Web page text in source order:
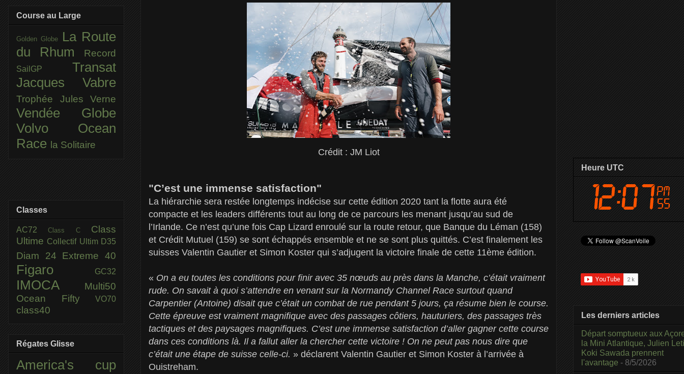
Crédit : JM Liot
"C’est une immense satisfaction"
La hiérarchie sera restée longtemps indécise sur cette édition 2020 tant la flotte aura été
compacte et les leaders différents tout au long de ce parcours les menant jusqu’au sud de
l’Irlande. Ce n’est qu’une fois Cap Lizard enroulé sur la route retour, que Banque du Léman (158)
et Crédit Mutuel (159) se sont échappés ensemble et ne se sont plus quittés. C’est finalement les
suisses Valentin Gautier et Simon Koster qui s’adjugent la victoire finale de cette 11ème édition.
« On a eu toutes les conditions pour finir avec 35 nœuds au près dans la Manche, c’était vraiment
rude. On savait à quoi s’attendre en venant sur la Normandy Channel Race surtout quand
Carpentier (Antoine) disait que c’était un combat de rue pendant 5 jours, ça résume bien le course.
Cette épreuve est vraiment magnifique avec des passages côtiers, hauturiers, des passages très
tactiques et des paysages magnifiques. C’est une immense satisfaction d’aller gagner cette course
dans ces conditions là. Il a fallut aller la chercher cette victoire ! On ne peut pas nous dire que
c’était une étape de suisse celle-ci. » déclarent Valentin Gautier et Simon Koster à l’arrivée à
Ouistreham.
Course au Large
Golden Globe
La Route
du Rhum
Record
SailGP Transat
Jacques Vabre
Trophée Jules Verne
Vendée Globe
Volvo Ocean
Race la Solitaire
Classes
AC72Class C Class
Ultime Collectif Ultim D35
Diam 24 Extreme 40
Figaro GC32
IMOCA
Multi50
Ocean Fifty
VO70
class40
Régates Glisse
America's cup
Heure UTC
Les derniers articles
Départ somptueux aux
la Mini Atlantique, Julien
Koki Sawada prennent
l'avantage - 8/5/2026